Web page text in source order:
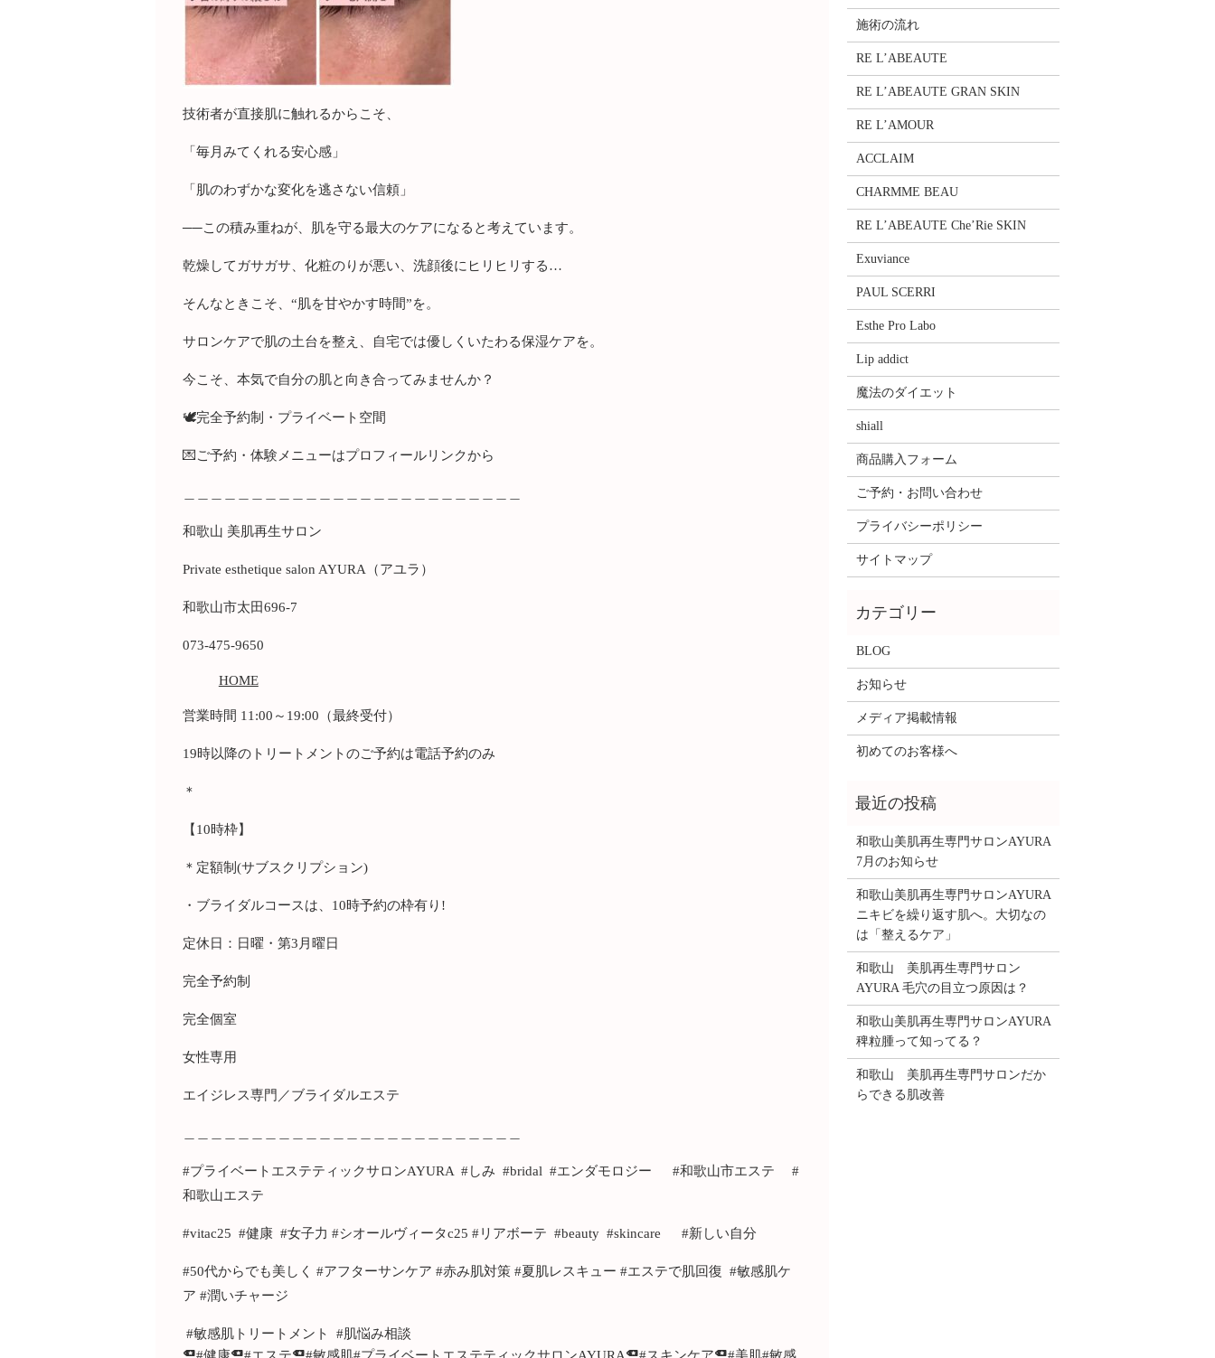
技術者が直接肌に触れるからこそ、
「毎月みてくれる安心感」
「肌のわずかな変化を逃さない信頼」
──この積み重ねが、肌を守る最大のケアになると考えています。
乾燥してガサガサ、化粧のりが悪い、洗顔後にヒリヒリする…
そんなときこそ、“肌を甘やかす時間”を。
サロンケアで肌の土台を整え、自宅では優しくいたわる保湿ケアを。
今こそ、本気で自分の肌と向き合ってみませんか？
🕊完全予約制・プライベート空間
💌ご予約・体験メニューはプロフィールリンクから
和歌山 美肌再生サロン
Private esthetique salon AYURA（アユラ）
和歌山市太田696-7
073-475-9650
HOME
営業時間 11:00～19:00（最終受付）
19時以降のトリートメントのご予約は電話予約のみ
＊
【10時枠】
＊定額制(サブスクリプション)
・ブライダルコースは、10時予約の枠有り!
定休日：日曜・第3月曜日
完全予約制
完全個室
女性専用
エイジレス専門／ブライダルエステ
#プライベートエステティックサロンAYURA #しみ #bridal #エンダモロジー #和歌山市エステ #
和歌山エステ
#vitac25 #健康 #女子力 #シオールヴィータc25 #リアボーテ #beauty #skincare #新しい自分
#50代からでも美しく #アフターサンケア #赤み肌対策 #夏肌レスキュー #エステで肌回復 #敏感肌ケ
ア #潤いチャージ
#敏感肌トリートメント #肌悩み相談
施術の流れ
RE L’ABEAUTE
RE L’ABEAUTE GRAN SKIN
RE L’AMOUR
ACCLAIM
CHARMME BEAU
RE L’ABEAUTE Che’Rie SKIN
Exuviance
PAUL SCERRI
Esthe Pro Labo
Lip addict
魔法のダイエット
shiall
商品購入フォーム
ご予約・お問い合わせ
プライバシーポリシー
サイトマップ
BLOG
お知らせ
メディア掲載情報
初めてのお客様へ
和歌山美肌再生専門サロンAYURA
7月のお知らせ
和歌山美肌再生専門サロンAYURA
ニキビを繰り返す肌へ。大切なの
は「整えるケア」
和歌山 美肌再生専門サロン
AYURA 毛穴の目立つ原因は？
和歌山美肌再生専門サロンAYURA
稗粒腫って知ってる？
和歌山 美肌再生専門サロンだか
らできる肌改善